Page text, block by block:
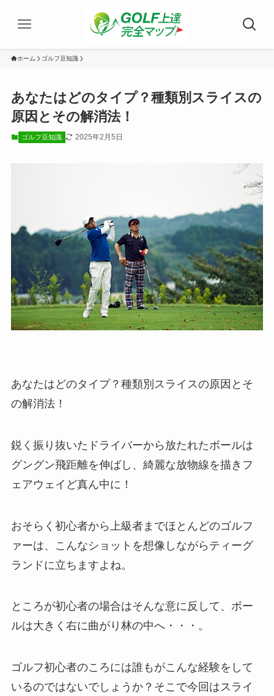
ホーム ゴルフ豆知識
あなたはどのタイプ？種類別スライスの
原因とその解消法！
ゴルフ豆知識 2025年2月5日
あなたはどのタイプ？種類別スライスの原因とそ
の解消法！
鋭く振り抜いたドライバーから放たれたボールは
グングン飛距離を伸ばし、綺麗な放物線を描きフ
ェアウェイど真ん中に！
おそらく初心者から上級者までほとんどのゴルフ
ァーは、こんなショットを想像しながらティーグ
ランドに立ちますよね。
ところが初心者の場合はそんな意に反して、ボー
ルは大きく右に曲がり林の中へ・・・。
ゴルフ初心者のころには誰もがこんな経験をして
いるのではないでしょうか？そこで今回はスライ